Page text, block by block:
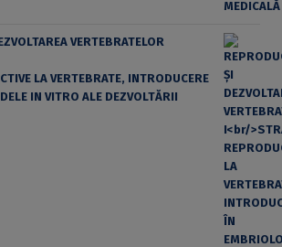
VERTEBRATELOR
LA VERTEBRATE, INTRODUCERE
IN VITRO ALE DEZVOLTĂRII